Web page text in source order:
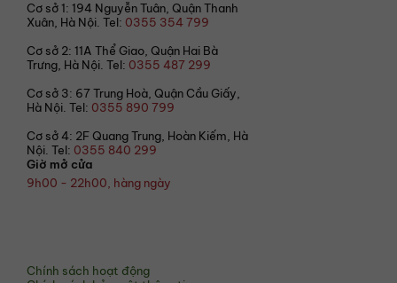
Cơ sở 1: 194 Nguyễn Tuân, Quận Thanh
Xuân, Hà Nội. Tel: 0355 354 799
Cơ sở 2: 11A Thể Giao, Quận Hai Bà
Trưng, Hà Nội. Tel: 0355 487 299
Cơ sở 3: 67 Trung Hoà, Quận Cầu Giấy,
Hà Nội. Tel: 0355 890 799
Cơ sở 4: 2F Quang Trung, Hoàn Kiếm, Hà
Nội. Tel: 0355 840 299
Giờ mở cửa
9h00 - 22h00, hàng ngày
Chính sách hoạt động